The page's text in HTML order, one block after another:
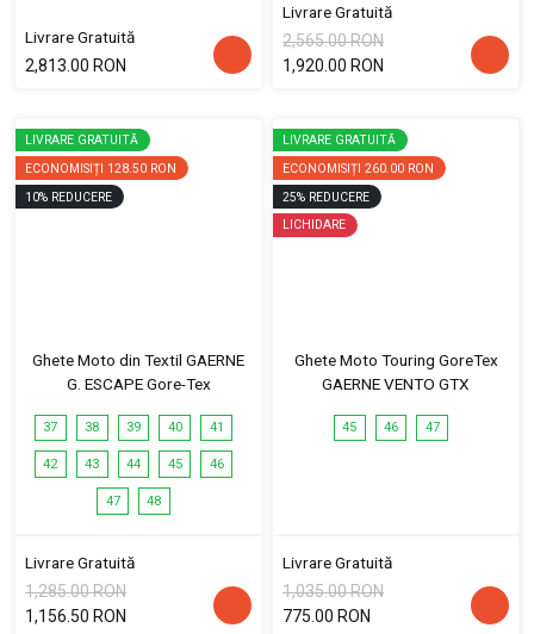
Livrare Gratuită
2,813.00 RON
Livrare Gratuită
2,565.00 RON
1,920.00 RON
LIVRARE GRATUITĂ
ECONOMISIȚI 128.50 RON
10% REDUCERE
Ghete Moto din Textil GAERNE
G. ESCAPE Gore-Tex
37 38 39 40 41
42 43 44 45 46
47 48
Livrare Gratuită
1,285.00 RON
1,156.50 RON
LIVRARE GRATUITĂ
ECONOMISIȚI 260.00 RON
25% REDUCERE
LICHIDARE
Ghete Moto Touring GoreTex
GAERNE VENTO GTX
45 46 47
Livrare Gratuită
1,035.00 RON
775.00 RON